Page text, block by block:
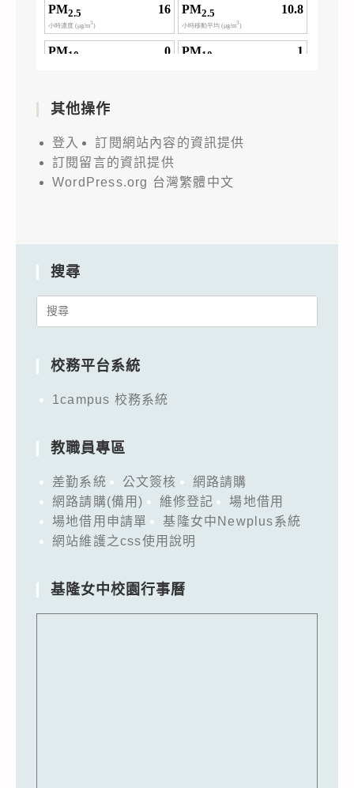
其他操作
登入
訂閱網站內容的資訊提供
訂閱留言的資訊提供
WordPress.org 台灣繁體中文
搜尋
Search
校務平台系統
1campus 校務系統
教職員專區
差勤系統 公文簽核
網路請購
網路請購(備用)
維修登記
場地借用
場地借用申請單
基隆女中Newplus系統
網站維護之css使用說明
基隆女中校園行事曆